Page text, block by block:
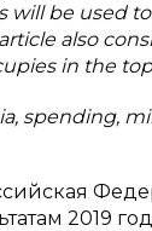
will be used
also
in the
spending,
2019